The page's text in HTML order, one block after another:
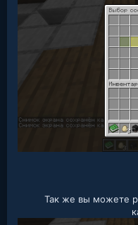
Так же вы можете